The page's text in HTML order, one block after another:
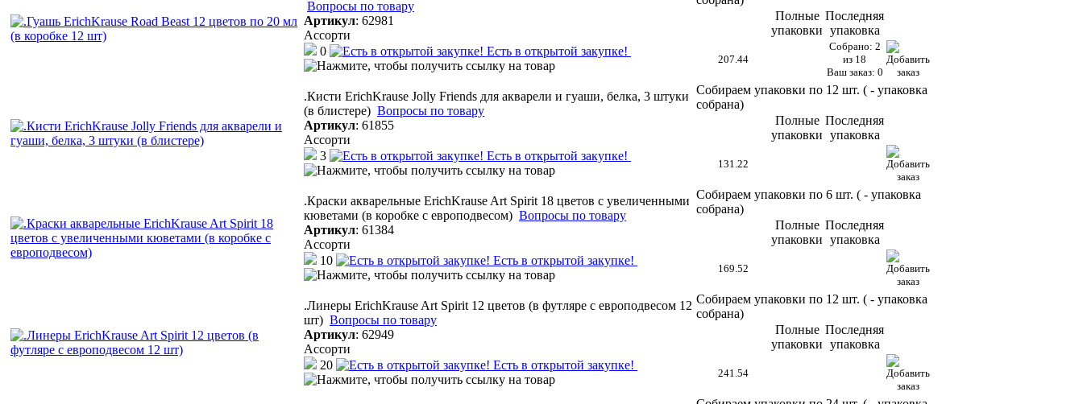
Вопросы по товару
Артикул: 62981
Ассорти
0
Есть в открытой закупке!
Полные
упаковки
Последняя
упаковка
207.44
Собрано: 2
из 18
Ваш заказ: 0
.Кисти ErichKrause Jolly Friends для акварели и гуаши, белка, 3 штуки
(в блистере) Вопросы по товару
Артикул: 61855
Ассорти
3
Есть в открытой закупке!
Собираем упаковки по 12 шт. ( - упаковка
собрана)
Полные
упаковки
Последняя
упаковка
131.22
.Краски акварельные ErichKrause Art Spirit 18 цветов с увеличенными
кюветами (в коробке с европодвесом) Вопросы по товару
Артикул: 61384
Ассорти
10
Есть в открытой закупке!
Собираем упаковки по 6 шт. ( - упаковка
собрана)
Полные
упаковки
Последняя
упаковка
169.52
.Линеры ErichKrause Art Spirit 12 цветов (в футляре с европодвесом 12
шт) Вопросы по товару
Артикул: 62949
Ассорти
20
Есть в открытой закупке!
Собираем упаковки по 12 шт. ( - упаковка
собрана)
Полные
упаковки
Последняя
упаковка
241.54